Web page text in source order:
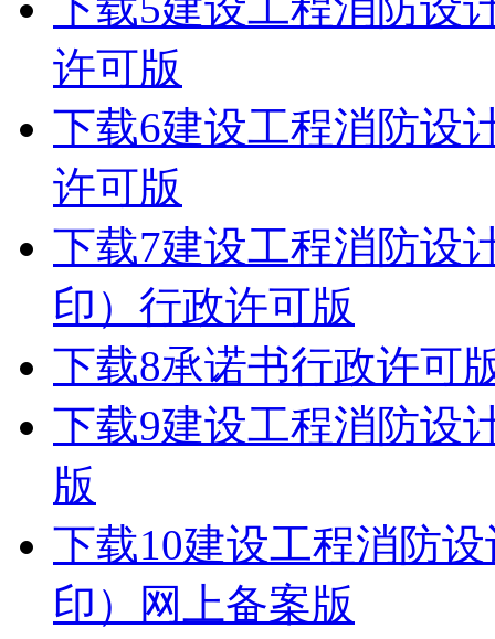
许可版
下载6建设工程消防设
许可版
下载7建设工程消防设
印）行政许可版
下载8承诺书行政许可
下载9建设工程消防设
版
下载10建设工程消防
印）网上备案版